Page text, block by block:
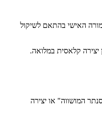
האישי בהתאם לשיקול
המושווה" או יצירה